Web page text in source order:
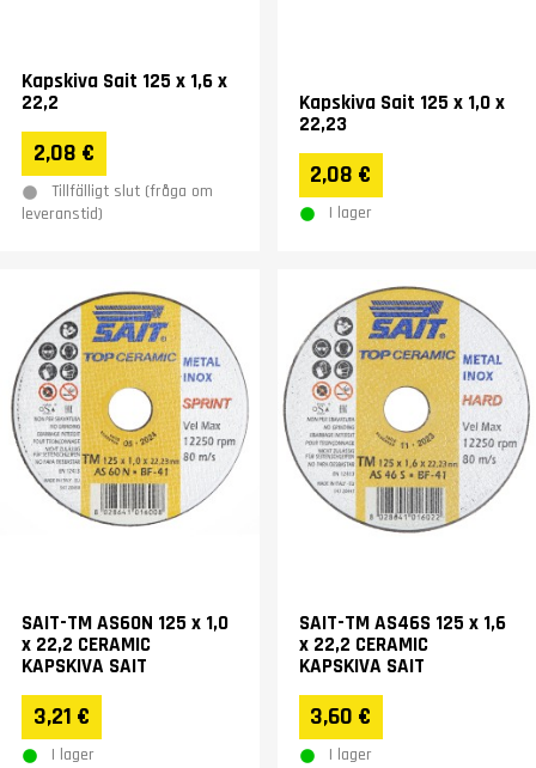
Kapskiva Sait 125 x 1,6 x
22,2
2,08 €
Tillfälligt slut (fråga om
leveranstid)
Kapskiva Sait 125 x 1,0 x
22,23
2,08 €
I lager
SAIT-TM AS60N 125 x 1,0
x 22,2 CERAMIC
KAPSKIVA SAIT
3,21 €
I lager
SAIT-TM AS46S 125 x 1,6
x 22,2 CERAMIC
KAPSKIVA SAIT
3,60 €
I lager